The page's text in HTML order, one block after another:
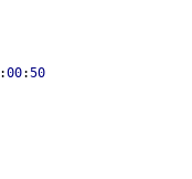
:00:50